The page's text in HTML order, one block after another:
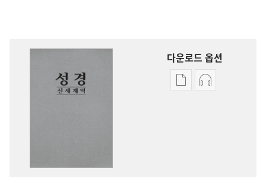
다운로드 옵션
출판물오디오